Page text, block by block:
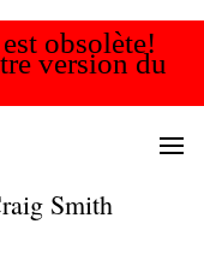
obsolète!
version du
Smith